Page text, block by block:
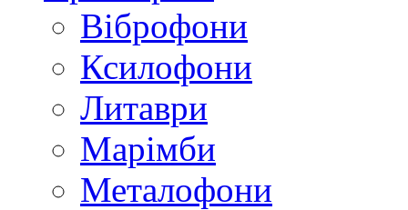
Віброфони
Ксилофони
Литаври
Марімби
Металофони